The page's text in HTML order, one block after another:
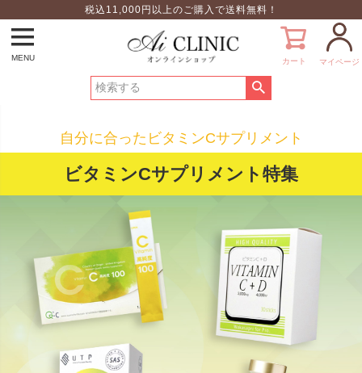
税込11,000円以上のご購入で送料無料！
MENU カート マイページ
自分に合ったビタミンCサプリメント
ビタミンCサプリメント特集